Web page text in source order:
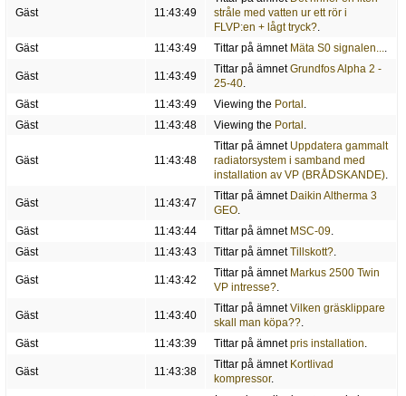
Gäst 11:43:49
stråle med vatten ur ett rör i
FLVP:en + lågt tryck?.
Gäst
11:43:49 Tittar på ämnet Mäta S0 signalen....
Gäst 11:43:49
Tittar på ämnetGrundfos Alpha 2 -
25-40.
Gäst
11:43:49 Viewing the Portal .
Gäst
11:43:48 Viewing the Portal .
Gäst 11:43:48
Tittar på ämnet Uppdatera gammalt
radiatorsystem i samband med
installation av VP (BRÅDSKANDE).
Gäst 11:43:47
Tittar på ämnet Daikin Altherma 3
GEO.
Gäst
11:43:44 Tittar på ämnet MSC-09.
Gäst
11:43:43 Tittar på ämnetTillskott?.
Gäst 11:43:42
Tittar på ämnet Markus 2500 Twin
VP intresse?.
Gäst 11:43:40
Tittar på ämnetVilken gräsklippare
skall man köpa??.
Gäst
11:43:39 Tittar på ämnetpris installation.
Gäst 11:43:38
Tittar på ämnet Kortlivad
kompressor.